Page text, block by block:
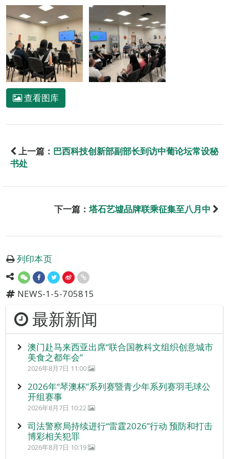
查看图库
上一篇： 巴西科技创新部副部长到访中葡论坛常设秘
书处
下一篇： 塔石艺墟品牌联乘征集至八月中
列印本页
NEWS-1-5-705815
最新新闻
澳门赴马来西亚出席“联合国教科文组织创意城市
美食之都年会”
2026年8月7日 11:00
2026年“琴澳杯”系列赛暨青少年系列赛羽毛球公
开组赛事
2026年8月7日 10:22
司法警察局持续进行“雷霆2026”行动 预防和打击
博彩相关犯罪
2026年8月7日 10:19